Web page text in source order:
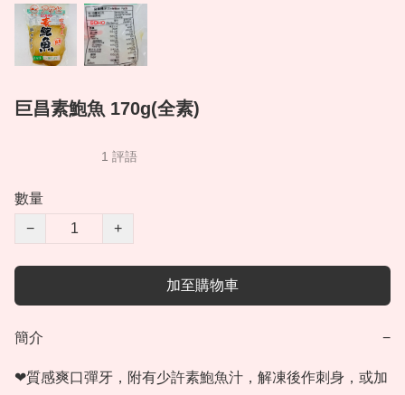
巨昌素鮑魚 170g(全素)
1 評語
數量
−
+
加至購物車
簡介 −
❤質感爽口彈牙，附有少許素鮑魚汁，解凍後作刺身，或加